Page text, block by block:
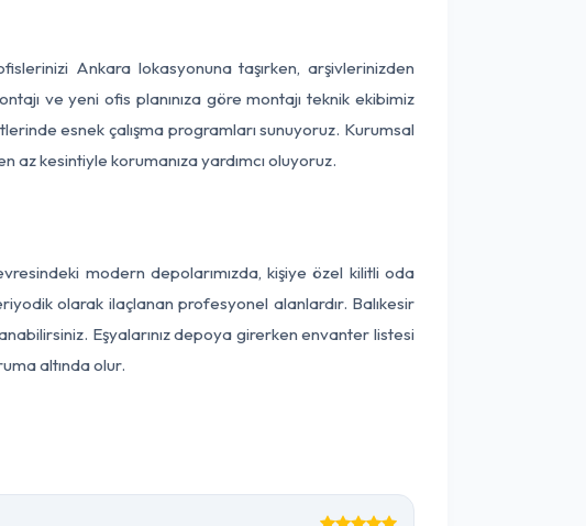
Ankara lokasyonuna taşırken, arşivlerinizden
ve yeni ofis planınıza göre montajı teknik ekibimiz
esnek çalışma programları sunuyoruz. Kurumsal
az kesintiyle korumanıza yardımcı oluyoruz.
modern depolarımızda, kişiye özel kilitli oda
olarak ilaçlanan profesyonel alanlardır. Balıkesir
Eşyalarınız depoya girerken envanter listesi
altında olur.